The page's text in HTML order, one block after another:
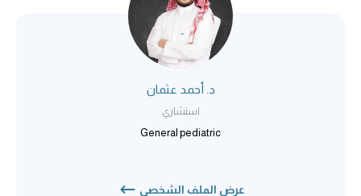
د. أحمد عثمان
استشاري
General pediatric
عرض الملف الشخصي